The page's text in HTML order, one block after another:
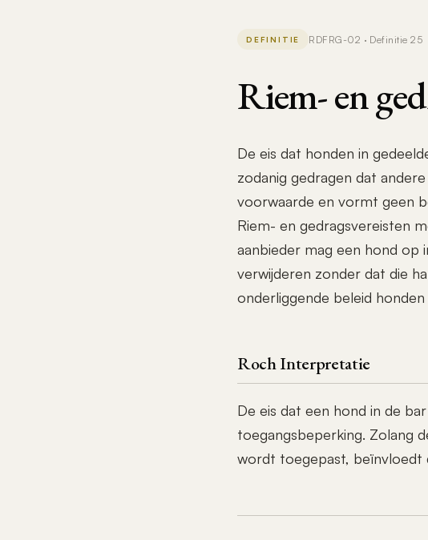
DEFINITIE RDFRG-02 · Definitie 25
Riem- en
De eis dat honden in
zodanig gedragen dat
voorwaarde en vormt geen
Riem- en gedragsvereisten
aanbieder mag een hond op
verwijderen zonder dat die
onderliggende beleid
Roch Interpretatie
De eis dat een hond in de
toegangsbeperking. Zolang
wordt toegepast,